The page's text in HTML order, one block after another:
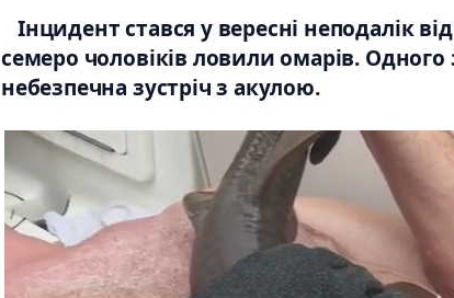
Інцидент стався у вересні неподалік
семеро чоловіків ловили омарів. Одного
небезпечна зустріч з акулою.